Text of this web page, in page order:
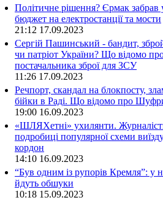
Політичне рішення? Єрмак забрав
бюджет на електростанції та мости
21:12 17.09.2023
Сергій Пашинський - бандит,
чи патріот України? Що відомо
постачальника зброї для ЗСУ
11:26 17.09.2023
Речпорт, скандал на блокпосту,
бійки в Раді. Що відомо про
19:00 16.09.2023
«ШЛЯХетні» ухилянти.
подробиці популярної схеми
кордон
14:10 16.09.2023
“Був одним із рупорів Кремля”: у
йдуть обшуки
10:18 15.09.2023